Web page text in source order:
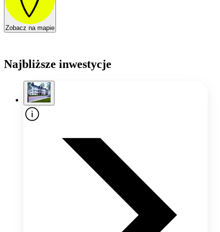
Zobacz na mapie
Najbliższe inwestycje